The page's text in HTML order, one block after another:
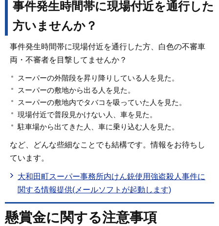
事件発生時間帯に現場付近を通行した
方いませんか？
事件発生時間帯に現場付近を通行した方、白色の不審車
両・不審者を目撃してませんか？
スーパーの外階段を昇り降りしている人を見た。
スーパーの敷地から出る人を見た。
スーパーの敷地内でタバコを吸っていた人を見た。
現場付近で普段見かけない人、車を見た。
駐車場から出てきた人、車に乗り込む人を見た。
など、どんな些細なことでも結構です。情報をお待ちし
ています。
大和田町スーパー事務所内けん銃使用強盗殺人事件に
関する情報提供(メールソフトが起動します)
懸賞金に関する注意事項